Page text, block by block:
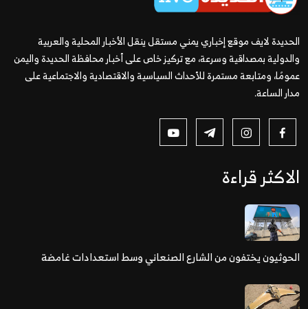
الحديدة لايف موقع إخباري يمني مستقل ينقل الأخبار المحلية والعربية
والدولية بمصداقية وسرعة، مع تركيز خاص على أخبار محافظة الحديدة واليمن
عمومًا، ومتابعة مستمرة للأحداث السياسية والاقتصادية والاجتماعية على
مدار الساعة.
الاكثر قراءة
الحوثيون يختفون من الشارع الصنعاني وسط استعدادات غامضة